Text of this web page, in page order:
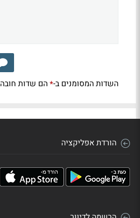
השדות המסומנים ב-*הם שדות חובה
הורדת אפליקציה